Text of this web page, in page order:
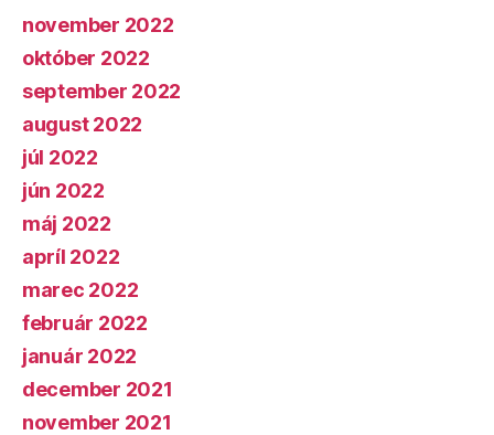
november 2022
október 2022
september 2022
august 2022
júl 2022
jún 2022
máj 2022
apríl 2022
marec 2022
február 2022
január 2022
december 2021
november 2021